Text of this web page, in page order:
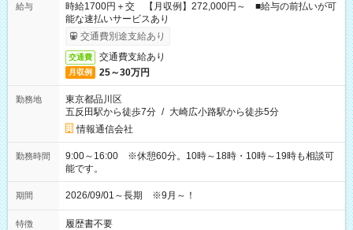
給与
時給1700円＋交 【月収例】272,000円～ ■給与の前払いが可
能な速払いサービスあり
交通費別途支給あり
交通費 交通費支給あり
月収例 25～30万円
勤務地
東京都品川区
五反田駅から徒歩7分 / 大崎広小路駅から徒歩5分
情報通信会社
勤務時間
9:00～16:00 ※休憩60分。10時～18時・10時～19時も相談可
能です。
期間 2026/09/01～長期 ※9月～！
特徴 履歴書不要